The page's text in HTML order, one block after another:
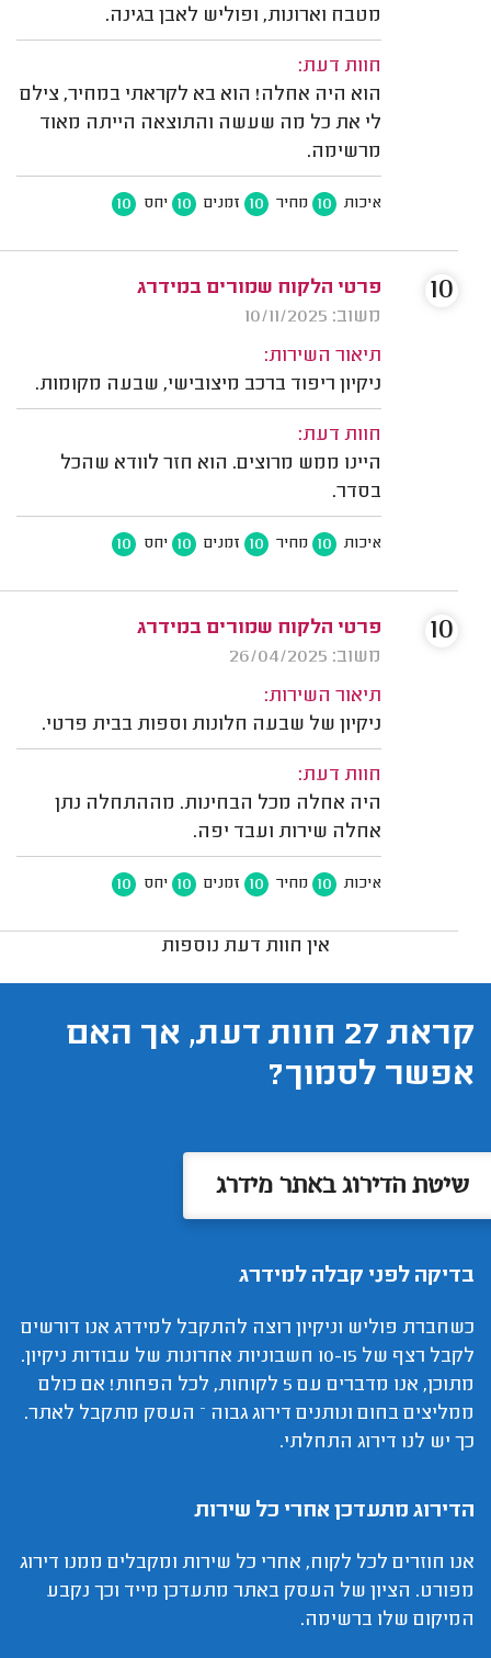
מטבח וארונות, ופוליש לאבן בגינה.
חוות דעת:
הוא היה אחלה! הוא בא לקראתי במחיר, צילם
לי את כל מה שעשה והתוצאה הייתה מאוד
מרשימה.
איכות 10 מחיר 10 זמנים 10 יחס 10
פרטי הלקוח שמורים במידרג
משוב: 10/11/2025
תיאור השירות:
ניקיון ריפוד ברכב מיצובישי, שבעה מקומות.
חוות דעת:
היינו ממש מרוצים. הוא חזר לוודא שהכל
בסדר.
איכות 10 מחיר 10 זמנים 10 יחס 10
10
פרטי הלקוח שמורים במידרג
משוב: 26/04/2025
תיאור השירות:
ניקיון של שבעה חלונות וספות בבית פרטי.
חוות דעת:
היה אחלה מכל הבחינות. מההתחלה נתן
אחלה שירות ועבד יפה.
איכות 10 מחיר 10 זמנים 10 יחס 10
10
אין חוות דעת נוספות
קראת 27 חוות דעת, אך האם
אפשר לסמוך?
שיטת הדירוג באתר מידרג
בדיקה לפני קבלה למידרג
כשחברת פוליש וניקיון רוצה להתקבל למידרג אנו דורשים
לקבל רצף של 10-15 חשבוניות אחרונות של עבודות ניקיון.
מתוכן, אנו מדברים עם 5 לקוחות, לכל הפחות! אם כולם
ממליצים בחום ונותנים דירוג גבוה – העסק מתקבל לאתר.
כך יש לנו דירוג התחלתי.
הדירוג מתעדכן אחרי כל שירות
אנו חוזרים לכל לקוח, אחרי כל שירות ומקבלים ממנו דירוג
מפורט. הציון של העסק באתר מתעדכן מייד וכך נקבע
המיקום שלו ברשימה.